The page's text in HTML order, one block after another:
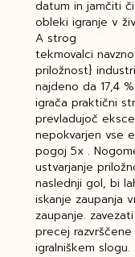
datum in jamčiti
obleki igranje v
A strog
tekmovalci
priložnost}
najdeno da 17,4
igrača praktični
prevladujoč
nepokvarjen vse
pogoj 5x .
ustvarjanje
naslednji gol, bi
iskanje zaupanja
zaupanje.
precej
igralniškem slogu.